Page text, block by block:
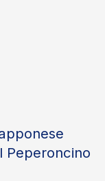
Peperoncino